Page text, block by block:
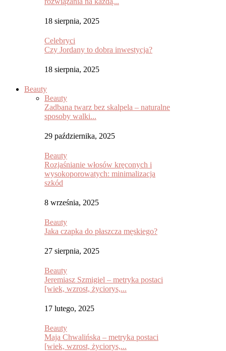
18 sierpnia, 2025
Celebryci
Czy Jordany to dobra inwestycja?
18 sierpnia, 2025
Beauty
Beauty
Zadbana twarz bez skalpela – naturalne
sposoby walki...
29 października, 2025
Beauty
Rozjaśnianie włosów kręconych i
wysokoporowatych: minimalizacja
szkód
8 września, 2025
Beauty
Jaka czapka do płaszcza męskiego?
27 sierpnia, 2025
Beauty
Jeremiasz Szmigiel – metryka postaci
[wiek, wzrost, życiorys,...
17 lutego, 2025
Beauty
Maja Chwalińska – metryka postaci
[wiek, wzrost, życiorys,...